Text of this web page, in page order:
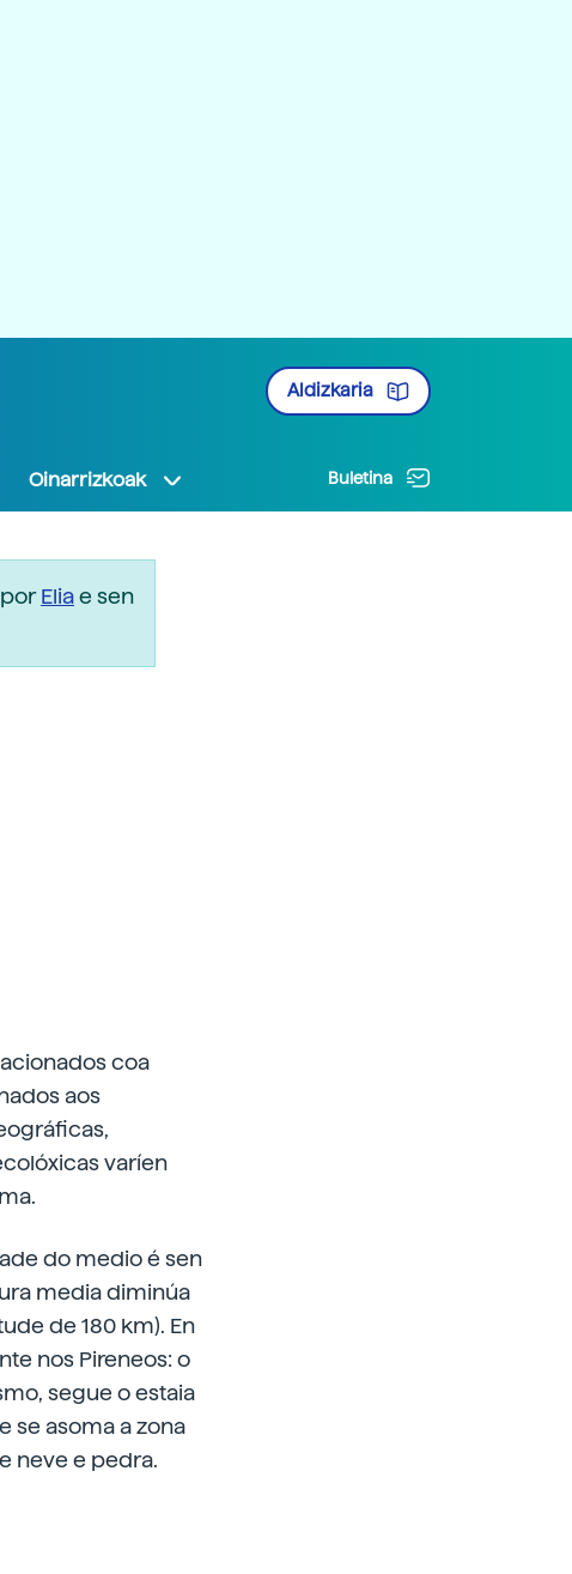
Aldizkaria
Oinarrizkoak Buletina
Eliae sen
coa
aos
varíen
do medio é sen
media diminúa
de 180 km). En
nos Pireneos: o
segue o estaia
se asoma a zona
neve e pedra.